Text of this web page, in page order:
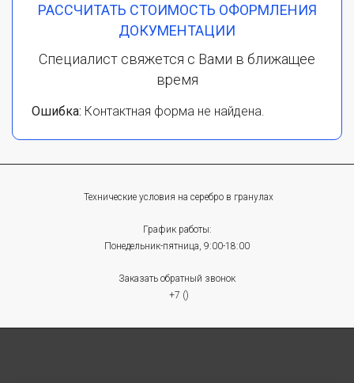
РАССЧИТАТЬ СТОИМОСТЬ ОФОРМЛЕНИЯ
ДОКУМЕНТАЦИИ
Специалист свяжется с Вами в ближащее
время
Ошибка: Контактная форма не найдена.
Технические условия на серебро в гранулах
График работы:
Понедельник-пятница, 9:00-18:00
Заказать обратный звонок
+7 ()